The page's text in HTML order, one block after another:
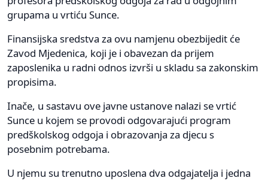
grupama u vrtiću Sunce.
Finansijska sredstva za ovu namjenu obezbijedit će
Zavod Mjedenica, koji je i obavezan da prijem
zaposlenika u radni odnos izvrši u skladu sa zakonskim
propisima.
Inače, u sastavu ove javne ustanove nalazi se vrtić
Sunce u kojem se provodi odgovarajući program
predškolskog odgoja i obrazovanja za djecu s
posebnim potrebama.
U njemu su trenutno uposlena dva odgajatelja i jedna